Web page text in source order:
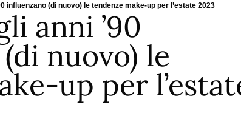
influenzano (di nuovo) le tendenze make-up per l’estate 2023
anni ’90
nuovo) le
up per